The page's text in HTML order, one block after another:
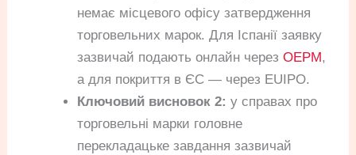
немає місцевого офісу затвердження
торговельних марок. Для Іспанії заявку
зазвичай подають онлайн черезOEPM,
а для покриття в ЄС — через EUIPO.
Ключовий висновок 2: у справах про
торговельні марки головне
перекладацьке завдання зазвичай